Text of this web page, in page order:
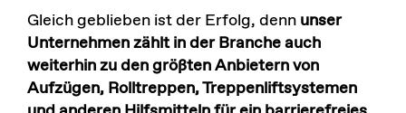
Gleich geblieben ist der Erfolg, denn unser
Unternehmen zählt in der Branche auch
weiterhin zu den größten Anbietern von
Aufzügen, Rolltreppen, Treppenliftsystemen